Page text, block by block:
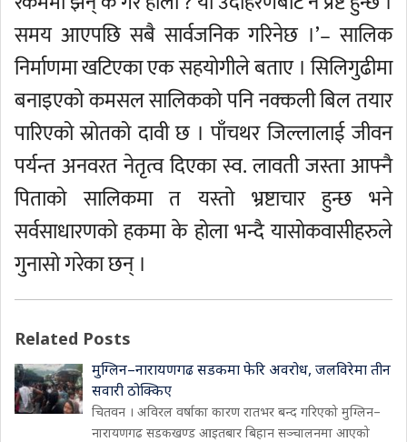
समय आएपछि सबै सार्वजनिक गरिनेछ ।’– सालिक
निर्माणमा खटिएका एक सहयोगीले बताए । सिलिगुढीमा
बनाइएको कमसल सालिकको पनि नक्कली बिल तयार
पारिएको स्रोतको दावी छ । पाँचथर जिल्लालाई जीवन
पर्यन्त अनवरत नेतृत्व दिएका स्व. लावती जस्ता आफ्नै
पिताको सालिकमा त यस्तो भ्रष्टाचार हुन्छ भने
सर्वसाधारणको हकमा के होला भन्दै यासोकवासीहरुले
गुनासो गरेका छन् ।
Related Posts
मुग्लिन–नारायणगढ सडकमा फेरि अवरोध, जलविरेमा तीन
सवारी ठोक्किए
चितवन । अविरल वर्षाका कारण रातभर बन्द गरिएको मुग्लिन–
नारायणगढ सडकखण्ड आइतबार बिहान सञ्चालनमा आएको